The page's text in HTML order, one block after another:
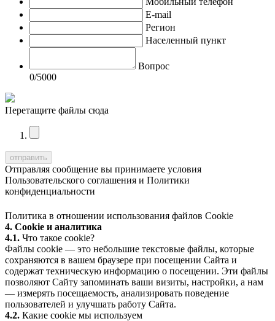
E-mail
Регион
Населенный пункт
Вопрос
0/5000
Перетащите файлы сюда
Отправляя сообщение вы принимаете условия
Пользовательского соглашения и Политики
конфиденциальности
Политика в отношении использования файлов Cookie
4. Cookie и аналитика
4.1. Что такое cookie?
Файлы cookie — это небольшие текстовые файлы, которые
сохраняются в вашем браузере при посещении Сайта и
содержат техническую информацию о посещении. Эти файлы
позволяют Сайту запоминать ваши визиты, настройки, а нам
— измерять посещаемость, анализировать поведение
пользователей и улучшать работу Сайта.
4.2. Какие cookie мы используем